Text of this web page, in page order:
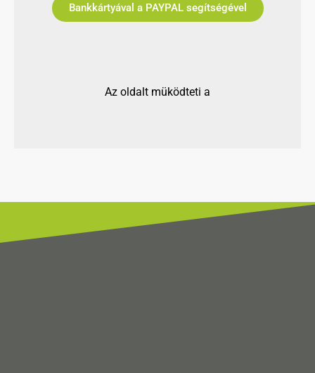
Bankkártyával a PAYPAL segítségével
Az oldalt müködteti a